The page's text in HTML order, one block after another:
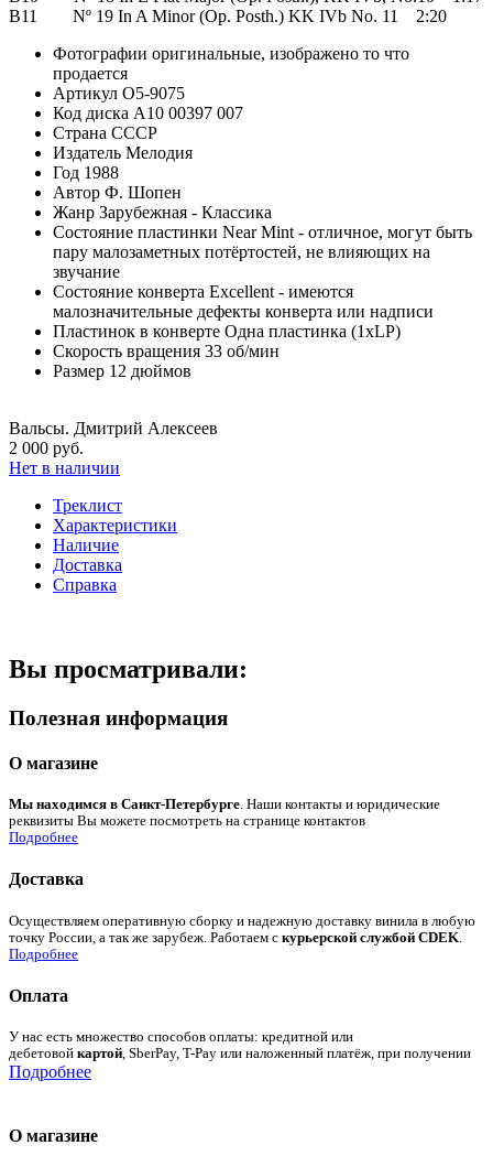
B11 Nº 19 In A Minor (Op. Posth.) KK IVb No. 11 2:20
Фотографии оригинальные, изображено то что
продается
Артикул O5-9075
Код диска А10 00397 007
Страна СССР
Издатель Мелодия
Год 1988
Автор Ф. Шопен
Жанр Зарубежная - Классика
Состояние пластинки Near Mint - отличное, могут быть
пару малозаметных потёртостей, не влияющих на
звучание
Состояние конверта Excellent - имеются
малозначительные дефекты конверта или надписи
Пластинок в конверте Одна пластинка (1xLP)
Скорость вращения 33 об/мин
Размер 12 дюймов
Вальсы. Дмитрий Алексеев
2 000 руб.
Нет в наличии
Треклист
Характеристики
Наличие
Доставка
Справка
Вы просматривали:
Полезная информация
О магазине
Мы находимся в Санкт-Петербурге. Наши контакты и юридические
реквизиты Вы можете посмотреть на странице контактов
Подробнее
Доставка
Осуществляем оперативную сборку и надежную доставку винила в любую
точку России, а так же зарубеж. Работаем с курьерской службой CDEK
Подробнее
Оплата
У нас есть множество способов оплаты: кредитной или
дебетовой картой, SberPay, T-Pay или наложенный платёж, при получении
Подробнее
О магазине